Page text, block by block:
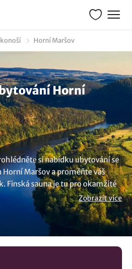
Horní Maršov
Horní
si nabídku ubytování se
Maršov a proměňte váš
Finská sauna je tu pro okamžité
vám zbavit se stresu,
činnost s imunitním systémem.
energie. Potřebujete větší
výběr
ubytování v lokalitě
Zobrazit více